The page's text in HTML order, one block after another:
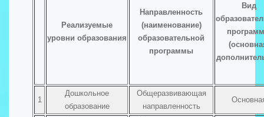
Реализуемые
уровни образования
Направленность
(наименование)
образовательной
программы
Вид
1
Дошкольное
образование
Общеразвивающая
направленность